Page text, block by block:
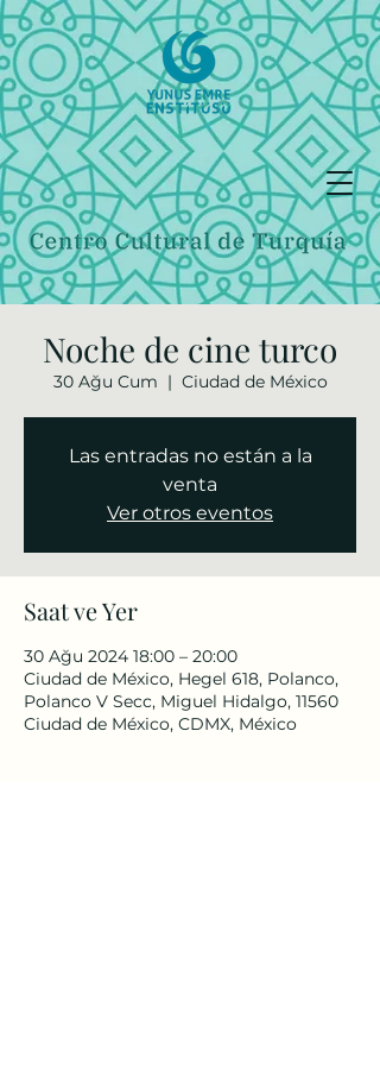
Noche de cine turco
30 Ağu Cum
  |
Ciudad de México
Las entradas no están a la
venta
Ver otros eventos
Saat ve Yer
30 Ağu 2024 18:00 – 20:00
Ciudad de México, Hegel 618, Polanco,
Polanco V Secc, Miguel Hidalgo, 11560
Ciudad de México, CDMX, México